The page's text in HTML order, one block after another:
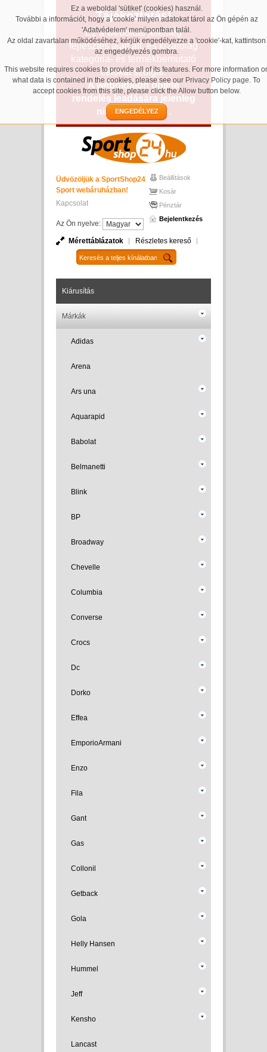
Ez a weboldal 'sütiket' (cookies) használ.
További a információt, hogy a 'cookie' milyen adatokat tárol az Ön gépén az
'Adatvédelem' menüpontban talál.
Az oldal zavartalan működéséhez, kérjük engedélyezze a 'cookie'-kat, kattintson
az engedélyezés gombra.
This website requires cookies to provide all of its features. For more information
what data is contained in the cookies, please see our Privacy Policy page. To
accept cookies from this site, please click the Allow button below.
ENGEDÉLYEZ
Tájékoztatás!
Ez a weboldal jelenleg
fejlesztés alatt áll, és kizárólag
kategória- és termékbemutató
célokat szolgál.
A weboldalon online
rendelés leadására jelenleg
nincs lehetőség.
Üdvözöljük a SportShop24
Sport webáruházban!
Kapcsolat
Az Ön nyelve:
Beállítások
Kosár
Pénztár
Bejelentkezés
Mérettáblázatok Részletes kereső
Kiárusítás
Márkák
Adidas
Arena
Ars una
Aquarapid
Babolat
Belmanetti
Blink
BP
Broadway
Chevelle
Columbia
Converse
Crocs
Dc
Dorko
Effea
EmporioArmani
Enzo
Fila
Gant
Gas
Collonil
Getback
Gola
Helly Hansen
Hummel
Jeff
Kensho
Lancast